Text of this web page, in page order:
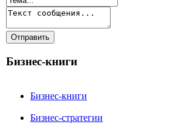
Бизнес-книги
Бизнес-книги
Бизнес-стратегии